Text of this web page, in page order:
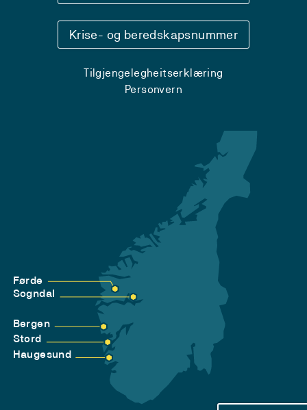
Krise- og beredskapsnummer
Tilgjengelegheitserklæring
Personvern
Førde
Sogndal
Bergen
Stord
Haugesund